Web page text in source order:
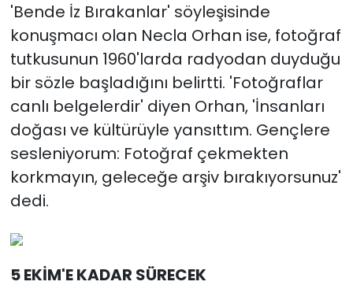
'Bende İz Bırakanlar' söyleşisinde
konuşmacı olan Necla Orhan ise, fotoğraf
tutkusunun 1960'larda radyodan duyduğu
bir sözle başladığını belirtti. 'Fotoğraflar
canlı belgelerdir' diyen Orhan, 'İnsanları
doğası ve kültürüyle yansıttım. Gençlere
sesleniyorum: Fotoğraf çekmekten
korkmayın, geleceğe arşiv bırakıyorsunuz'
dedi.
5 EKİM'E KADAR SÜRECEK